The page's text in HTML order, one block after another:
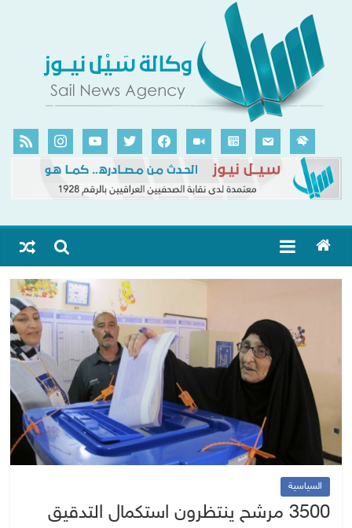
السياسية
3500 مرشح ينتظرون استكمال التدقيق